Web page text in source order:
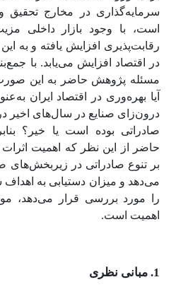
سرمایه‌گذاری در مخارج تحقیق و
است، با وجود بازار داخلی
رقابت‌پذیری افزایش یافته و به
در اقتصاد افزایش می‌یابد. با
مسئله پژوهش حاضر به این
آیا بهره‌وری در اقتصاد ایران
درون‌زای صنایع در سال‌های اخیر
صادراتی بوده است یا خیر؟
حاضر از این نظر که اهمیت اثرات
بر تنوع صادراتی در زیربخش‌های
می‌دهد و میزان دستیابی به
را مورد بررسی قرار می‌دهد،
اهمیت است.
1. مبانی نظری